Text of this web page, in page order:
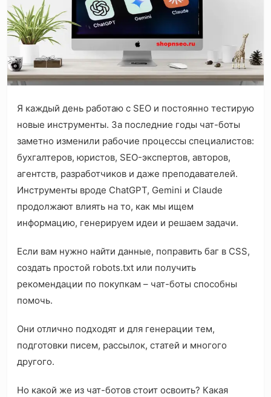
Я каждый день работаю с SEO и постоянно тестирую
новые инструменты. За последние годы чат-боты
заметно изменили рабочие процессы специалистов:
бухгалтеров, юристов, SEO-экспертов, авторов,
агентств, разработчиков и даже преподавателей.
Инструменты вроде ChatGPT, Gemini и Claude
продолжают влиять на то, как мы ищем
информацию, генерируем идеи и решаем задачи.
Если вам нужно найти данные, поправить баг в CSS,
создать простой robots.txt или получить
рекомендации по покупкам – чат-боты способны
помочь.
Они отлично подходят и для генерации тем,
подготовки писем, рассылок, статей и многого
другого.
Но какой же из чат-ботов стоит освоить? Какая